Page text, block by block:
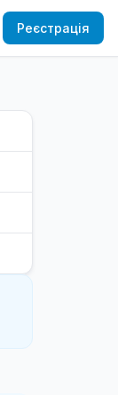
Реєстрація